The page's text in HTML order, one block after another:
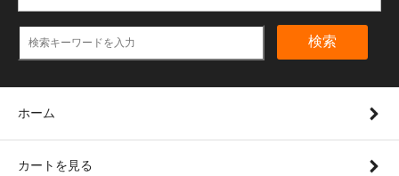
検索
ホーム
カートを見る